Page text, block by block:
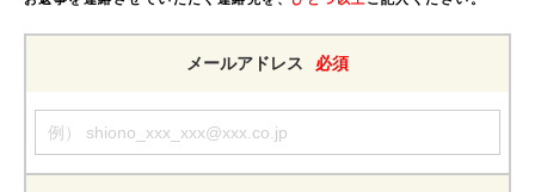
メールアドレス 必須